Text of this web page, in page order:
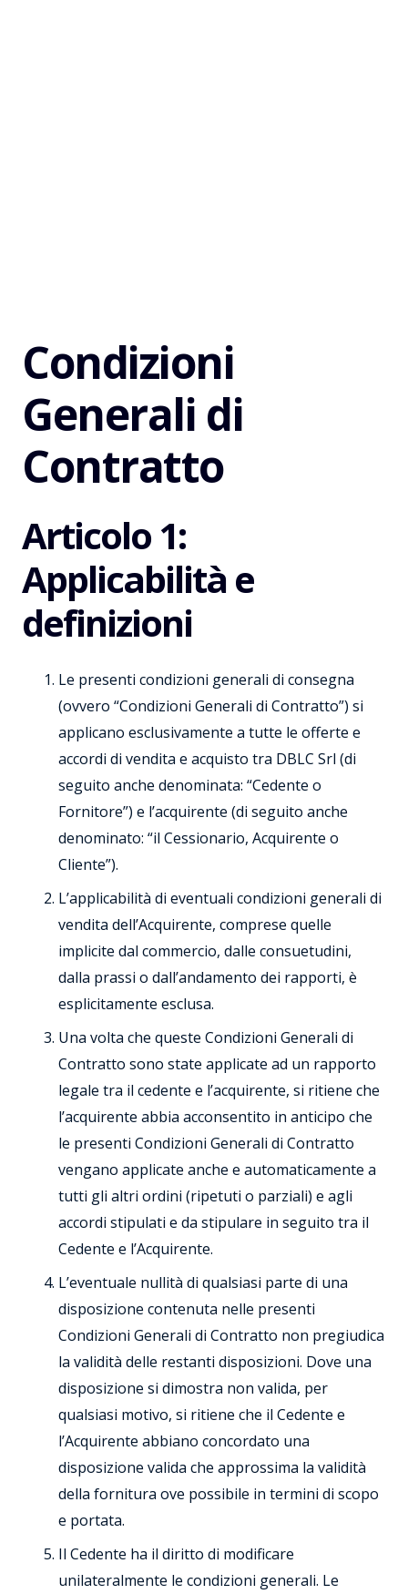
Condizioni
Generali di
Contratto
Articolo 1:
Applicabilità e
definizioni
Le presenti condizioni generali di consegna
(ovvero “Condizioni Generali di Contratto”) si
applicano esclusivamente a tutte le offerte e
accordi di vendita e acquisto tra DBLC Srl (di
seguito anche denominata: “Cedente o
Fornitore”) e l’acquirente (di seguito anche
denominato: “il Cessionario, Acquirente o
Cliente”).
L’applicabilità di eventuali condizioni generali di
vendita dell’Acquirente, comprese quelle
implicite dal commercio, dalle consuetudini,
dalla prassi o dall’andamento dei rapporti, è
esplicitamente esclusa.
Una volta che queste Condizioni Generali di
Contratto sono state applicate ad un rapporto
legale tra il cedente e l’acquirente, si ritiene che
l’acquirente abbia acconsentito in anticipo che
le presenti Condizioni Generali di Contratto
vengano applicate anche e automaticamente a
tutti gli altri ordini (ripetuti o parziali) e agli
accordi stipulati e da stipulare in seguito tra il
Cedente e l’Acquirente.
L’eventuale nullità di qualsiasi parte di una
disposizione contenuta nelle presenti
Condizioni Generali di Contratto non pregiudica
la validità delle restanti disposizioni. Dove una
disposizione si dimostra non valida, per
qualsiasi motivo, si ritiene che il Cedente e
l’Acquirente abbiano concordato una
disposizione valida che approssima la validità
della fornitura ove possibile in termini di scopo
e portata.
Il Cedente ha il diritto di modificare
unilateralmente le condizioni generali. Le